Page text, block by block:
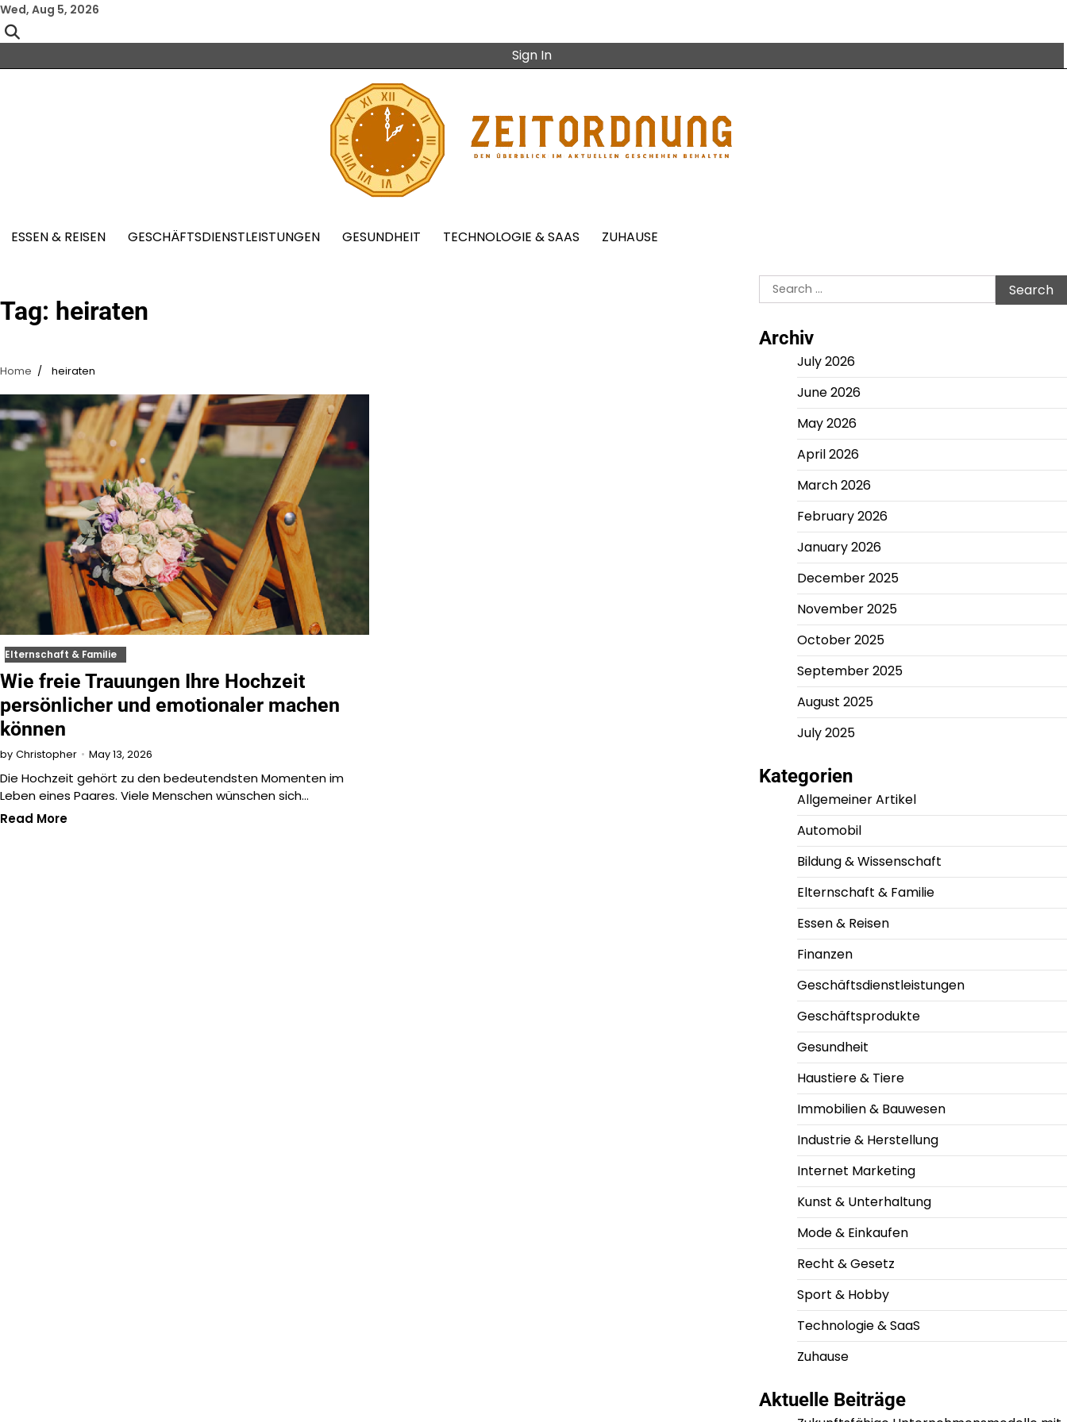
Skip
to
content
Wed, Aug 5, 2026
Sign In
ESSEN & REISEN GESCHÄFTSDIENSTLEISTUNGEN GESUNDHEIT TECHNOLOGIE & SAAS ZUHAUSE
Tag: heiraten
Home heiraten
Elternschaft & Familie
Wie freie Trauungen Ihre Hochzeit
persönlicher und emotionaler machen
können
by Christopher May 13, 2026
Die Hochzeit gehört zu den bedeutendsten Momenten im
Leben eines Paares. Viele Menschen wünschen sich…
Read More
Search
for:
Archiv
July 2026
June 2026
May 2026
April 2026
March 2026
February 2026
January 2026
December 2025
November 2025
October 2025
September 2025
August 2025
July 2025
Kategorien
Allgemeiner Artikel
Automobil
Bildung & Wissenschaft
Elternschaft & Familie
Essen & Reisen
Finanzen
Geschäftsdienstleistungen
Geschäftsprodukte
Gesundheit
Haustiere & Tiere
Immobilien & Bauwesen
Industrie & Herstellung
Internet Marketing
Kunst & Unterhaltung
Mode & Einkaufen
Recht & Gesetz
Sport & Hobby
Technologie & SaaS
Zuhause
Aktuelle Beiträge